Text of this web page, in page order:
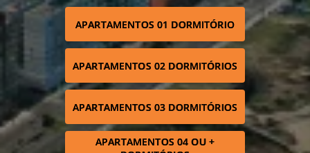
APARTAMENTOS 01 DORMITÓRIO
APARTAMENTOS 02 DORMITÓRIOS
APARTAMENTOS 03 DORMITÓRIOS
APARTAMENTOS 04 OU +